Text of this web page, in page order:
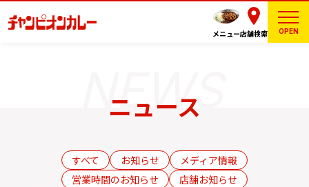
メニュー店舗検索 OPEN
ニュース
すべて お知らせ
メディア情報
営業時間のお知らせ
店舗お知らせ